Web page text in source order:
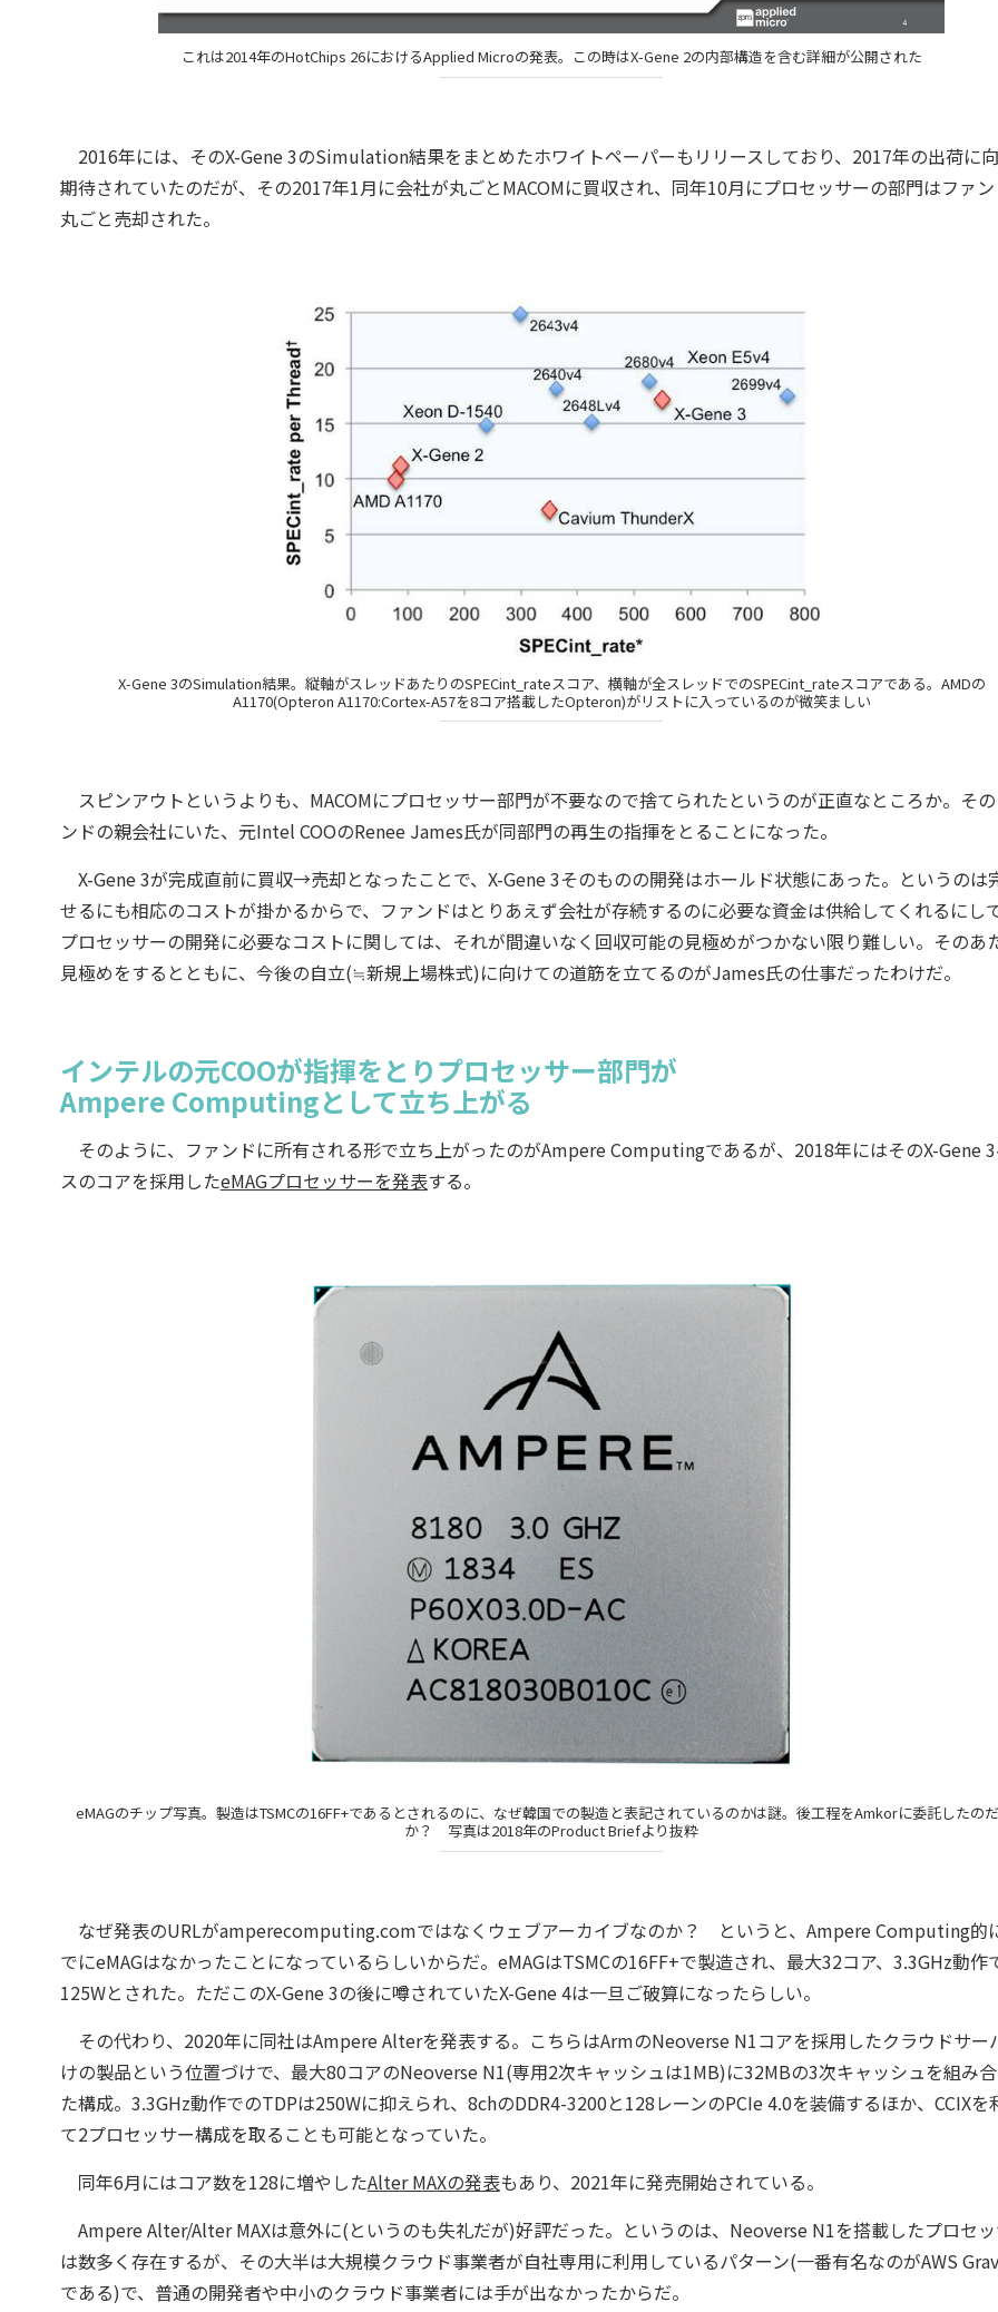
これは2014年のHotChips 26におけるApplied Microの発表。この時はX-Gene 2の内部構造を含む詳細が公開された
2016年には、そのX-Gene 3のSimulation結果をまとめたホワイトペーパーもリリースしており、2017年の出荷に
期待されていたのだが、その2017年1月に会社が丸ごとMACOMに買収され、同年10月にプロセッサーの部門はファ
丸ごと売却された。
X-Gene 3のSimulation結果。縦軸がスレッドあたりのSPECint_rateスコア、横軸が全スレッドでのSPECint_rateスコアである。AMDの
A1170(Opteron A1170:Cortex-A57を8コア搭載したOpteron)がリストに入っているのが微笑ましい
スピンアウトというよりも、MACOMにプロセッサー部門が不要なので捨てられたというのが正直なところか。そ
ンドの親会社にいた、元Intel COOのRenee James氏が同部門の再生の指揮をとることになった。
X-Gene 3が完成直前に買収→売却となったことで、X-Gene 3そのものの開発はホールド状態にあった。というのは
せるにも相応のコストが掛かるからで、ファンドはとりあえず会社が存続するのに必要な資金は供給してくれるにし
プロセッサーの開発に必要なコストに関しては、それが間違いなく回収可能の見極めがつかない限り難しい。そのあ
見極めをするとともに、今後の自立(≒新規上場株式)に向けての道筋を立てるのがJames氏の仕事だったわけだ。
インテルの元COOが指揮をとりプロセッサー部門が
Ampere Computingとして立ち上がる
そのように、ファンドに所有される形で立ち上がったのがAmpere Computingであるが、2018年にはそのX-Gene
スのコアを採用したeMAGプロセッサーを発表する。
eMAGのチップ写真。製造はTSMCの16FF+であるとされるのに、なぜ韓国での製造と表記されているのかは謎。後工程をAmkorに委託したの
か？ 写真は2018年のProduct Briefより抜粋
なぜ発表のURLがamperecomputing.comではなくウェブアーカイブなのか？ というと、Ampere Computing的
でにeMAGはなかったことになっているらしいからだ。eMAGはTSMCの16FF+で製造され、最大32コア、3.3GHz動作
125Wとされた。ただこのX-Gene 3の後に噂されていたX-Gene 4は一旦ご破算になったらしい。
その代わり、2020年に同社はAmpere Alterを発表する。こちらはArmのNeoverse N1コアを採用したクラウドサー
けの製品という位置づけで、最大80コアのNeoverse N1(専用2次キャッシュは1MB)に32MBの3次キャッシュを組み
た構成。3.3GHz動作でのTDPは250Wに抑えられ、8chのDDR4-3200と128レーンのPCIe 4.0を装備するほか、CCIXを
て2プロセッサー構成を取ることも可能となっていた。
同年6月にはコア数を128に増やしたAlter MAXの発表もあり、2021年に発売開始されている。
Ampere Alter/Alter MAXは意外に(というのも失礼だが)好評だった。というのは、Neoverse N1を搭載したプロセ
は数多く存在するが、その大半は大規模クラウド事業者が自社専用に利用しているパターン(一番有名なのがAWS
である)で、普通の開発者や中小のクラウド事業者には手が出なかったからだ。